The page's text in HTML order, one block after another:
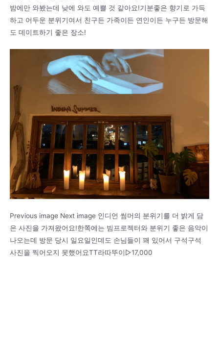
밤에만 와봤는데 낮에 와도 예쁠 것 같아요!기분좋은 향기로 가득
하고 어두운 분위기여서 친구든 가족이든 연인이든 누구든 방문해
도 데이트하기 좋은 장소!
Previous image Next image 인디언 썸머의 분위기를 더 밝게 담
은 사진을 가져왔어요!한쪽에는 빔프로젝터와 분위기 좋은 음악이
나오는데 방문 당시 일요일인데도 손님들이 꽤 있어서 구석구석
사진을 찍어오지 못했어요TT라따뚜이▷17,000